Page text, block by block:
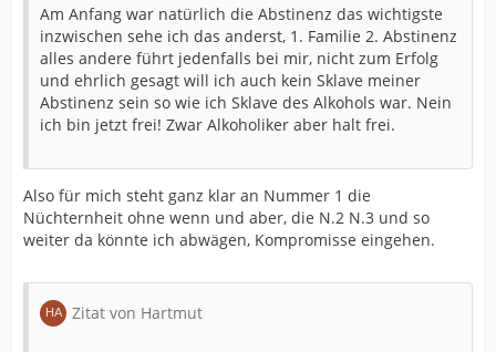
Am Anfang war natürlich die Abstinenz das wichtigste
inzwischen sehe ich das anderst, 1. Familie 2. Abstinenz
alles andere führt jedenfalls bei mir, nicht zum Erfolg
und ehrlich gesagt will ich auch kein Sklave meiner
Abstinenz sein so wie ich Sklave des Alkohols war. Nein
ich bin jetzt frei! Zwar Alkoholiker aber halt frei.
Also für mich steht ganz klar an Nummer 1 die
Nüchternheit ohne wenn und aber, die N.2 N.3 und so
weiter da könnte ich abwägen, Kompromisse eingehen.
Zitat von Hartmut